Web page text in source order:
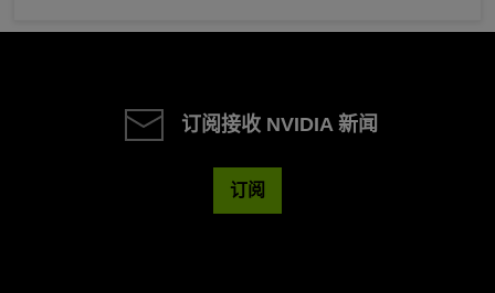
订阅接收 NVIDIA 新闻
订阅